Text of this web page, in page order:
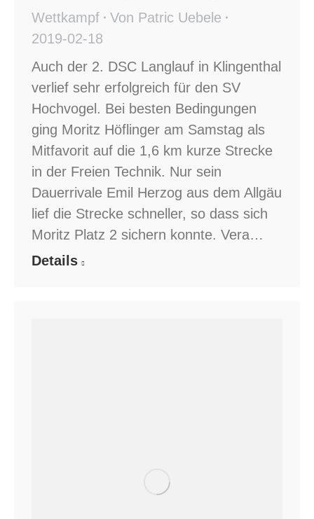
Wettkampf
Von Patric Uebele
2019-02-18
Auch der 2. DSC Langlauf in Klingenthal
verlief sehr erfolgreich für den SV
Hochvogel. Bei besten Bedingungen
ging Moritz Höflinger am Samstag als
Mitfavorit auf die 1,6 km kurze Strecke
in der Freien Technik. Nur sein
Dauerrivale Emil Herzog aus dem Allgäu
lief die Strecke schneller, so dass sich
Moritz Platz 2 sichern konnte. Vera…
Details